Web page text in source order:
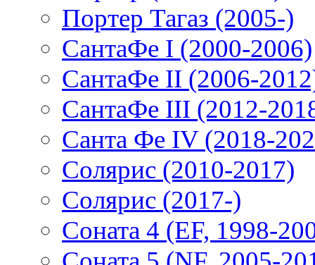
Портер Тагаз (2005-)
СантаФе I (2000-2006)
СантаФе II (2006-
СантаФе III (2012-
Санта Фе IV (2018-
Солярис (2010-2017)
Солярис (2017-)
Соната 4 (EF, 1998-